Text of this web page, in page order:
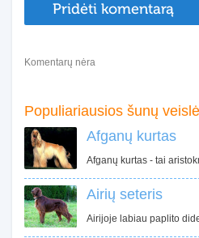
Pridėti komentarą
Komentarų nėra
Populiariausios šunų
Afganų kurtas
Airių seteris